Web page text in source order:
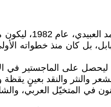
في مدينة الحلة، حيث ينهض
بل كان منذ خطواته
في المتخيّل العربي،